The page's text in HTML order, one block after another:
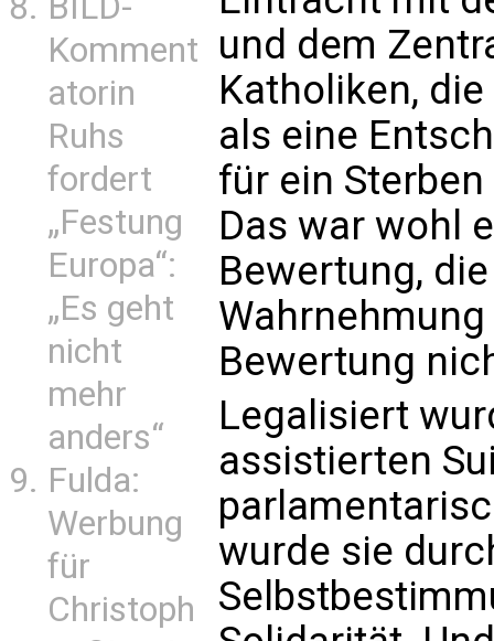
Komment
atorin
Ruhs
fordert
„Festung
Europa“:
„Es geht
nicht
mehr
anders“
Fulda:
Werbung
für
Christoph
und dem
Katholiken,
als eine
für ein Sterben
Das war wohl
Bewertung,
Bewertung
Legalisiert
assistierten
wurde sie